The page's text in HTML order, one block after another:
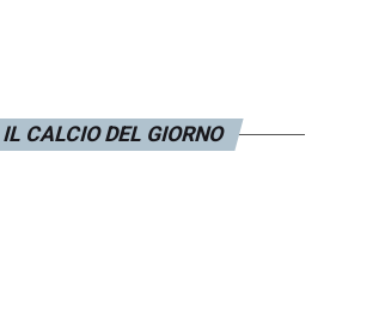
IL CALCIO DEL GIORNO